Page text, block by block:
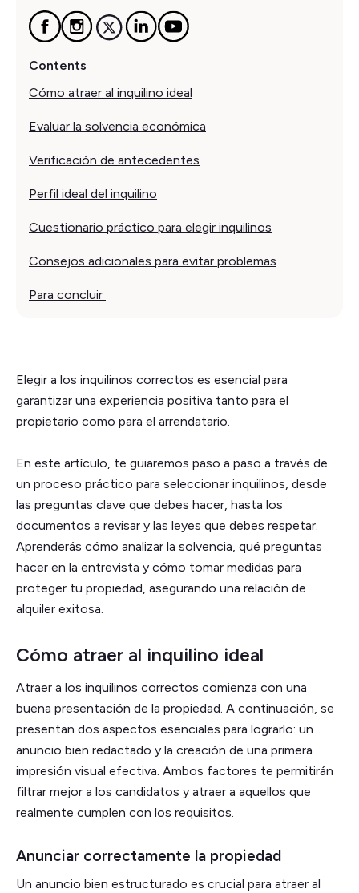
Contents
Cómo atraer al inquilino ideal
Evaluar la solvencia económica
Verificación de antecedentes
Perfil ideal del inquilino
Cuestionario práctico para elegir inquilinos
Consejos adicionales para evitar problemas
Para concluir
Elegir a los inquilinos correctos es esencial para
garantizar una experiencia positiva tanto para el
propietario como para el arrendatario.
En este artículo, te guiaremos paso a paso a través de
un proceso práctico para seleccionar inquilinos, desde
las preguntas clave que debes hacer, hasta los
documentos a revisar y las leyes que debes respetar.
Aprenderás cómo analizar la solvencia, qué preguntas
hacer en la entrevista y cómo tomar medidas para
proteger tu propiedad, asegurando una relación de
alquiler exitosa.
Cómo atraer al inquilino ideal
Atraer a los inquilinos correctos comienza con una
buena presentación de la propiedad. A continuación, se
presentan dos aspectos esenciales para lograrlo: un
anuncio bien redactado y la creación de una primera
impresión visual efectiva. Ambos factores te permitirán
filtrar mejor a los candidatos y atraer a aquellos que
realmente cumplen con los requisitos.
Anunciar correctamente la propiedad
Un anuncio bien estructurado es crucial para atraer al